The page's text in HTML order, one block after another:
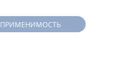
ПРИМЕНИМОСТЬ